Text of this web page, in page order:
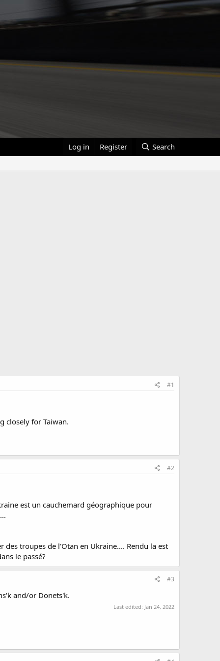
Log in Register Search
#1
closely for Taiwan.
#2
est un cauchemard géographique pour
des troupes de l'Otan en Ukraine.... Rendu la est
le passé?
#3
and/or Donets'k.
Last edited: Jan 24, 2022